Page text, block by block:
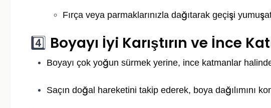
Fırça veya parmaklarınızla dağıtarak geçişi
4️⃣ Boyayı İyi Karıştırın ve İnce
Boyayı çok yoğun sürmek yerine, ince katmanlar
Saçın doğal hareketini takip ederek, boya dağılımını